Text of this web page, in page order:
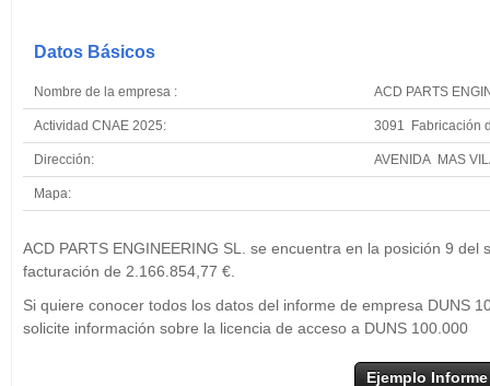
Datos Básicos
Nombre de la empresa : ACD PARTS
Actividad CNAE 2025: 3091 Fabricación
Dirección: AVENIDA MAS
Mapa:
−
ACD PARTS ENGINEERING SL. se encuentra en la posición 9
facturación de 2.166.854,77 €.
Si quiere conocer todos los datos del informe de empresa DUNS
solicite información sobre la licencia de acceso a DUNS 100.000
Ejemplo Informe